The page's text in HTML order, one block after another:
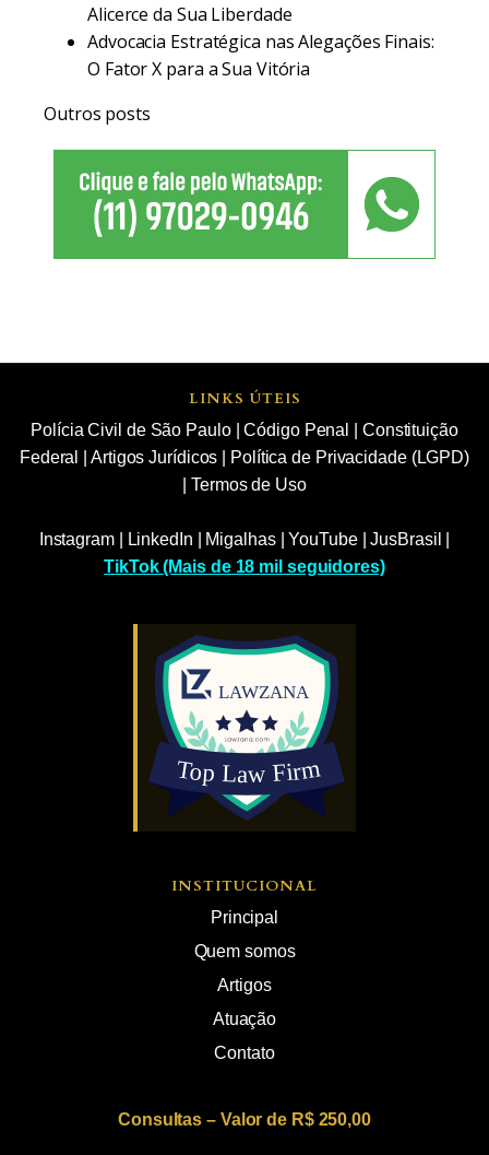
Alicerce da Sua Liberdade
Advocacia Estratégica nas Alegações Finais:
O Fator X para a Sua Vitória
Outros posts
LINKS ÚTEIS
Polícia Civil de São Paulo|Código Penal
Constituição
Federal
Artigos Jurídicos
Política de Privacidade (LGPD)
|Termos de Uso
Instagram| LinkedIn Migalhas|YouTube|JusBrasil
TikTok (Mais de 18 mil seguidores)
INSTITUCIONAL
Principal
Quem somos
Artigos
Atuação
Contato
Consultas – Valor de R$ 250,00